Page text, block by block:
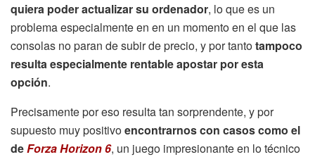
quiera poder actualizar su ordenador, lo que es un
problema especialmente en en un momento en el que las
consolas no paran de subir de precio, y por tantotampoco
resulta especialmente rentable apostar por esta
opción.
Precisamente por eso resulta tan sorprendente, y por
supuesto muy positivoencontrarnos con casos como el
deForza Horizon 6, un juego impresionante en lo técnico